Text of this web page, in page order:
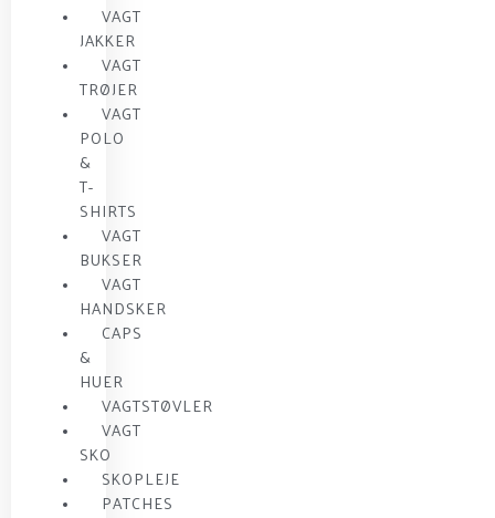
VAGT
JAKKER
VAGT
TRØJER
VAGT
POLO
&
T-
SHIRTS
VAGT
BUKSER
VAGT
HANDSKER
CAPS
&
HUER
VAGTSTØVLER
VAGT
SKO
SKOPLEJE
PATCHES